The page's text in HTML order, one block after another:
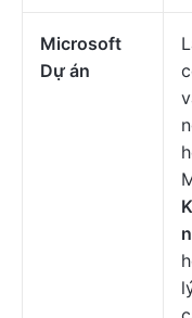
Microsoft
Dự án